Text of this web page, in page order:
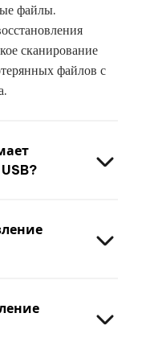
файлы.
сканирование
файлов с